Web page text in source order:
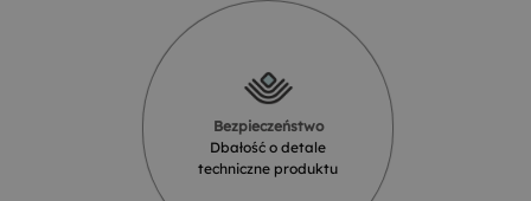
Bezpieczeństwo
Dbałość o detale
techniczne produktu